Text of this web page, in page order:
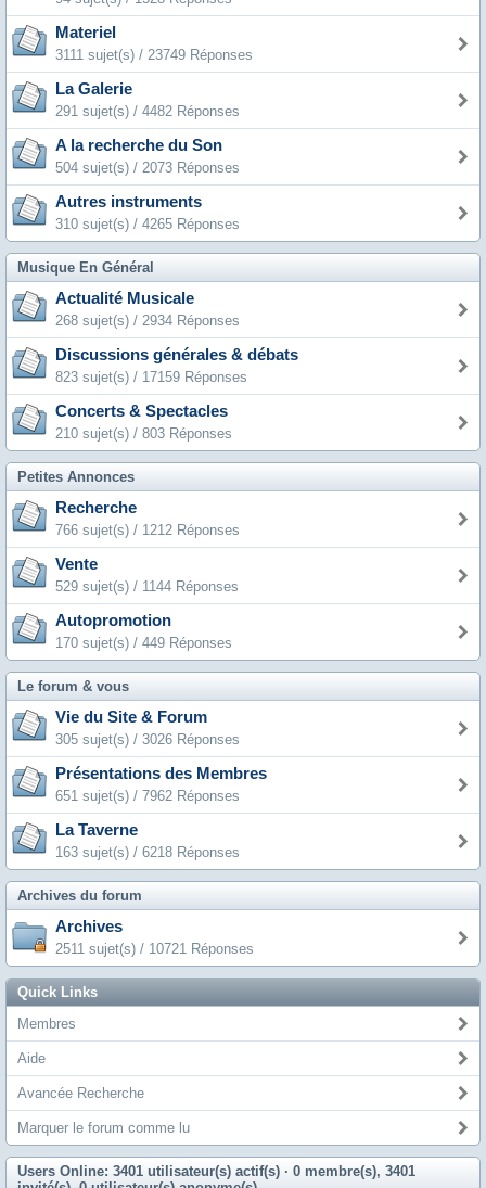
Materiel
3111 sujet(s) / 23749 Réponses
La Galerie
291 sujet(s) / 4482 Réponses
A la recherche du Son
504 sujet(s) / 2073 Réponses
Autres instruments
310 sujet(s) / 4265 Réponses
Musique En Général
Actualité Musicale
268 sujet(s) / 2934 Réponses
Discussions générales & débats
823 sujet(s) / 17159 Réponses
Concerts & Spectacles
210 sujet(s) / 803 Réponses
Petites Annonces
Recherche
766 sujet(s) / 1212 Réponses
Vente
529 sujet(s) / 1144 Réponses
Autopromotion
170 sujet(s) / 449 Réponses
Le forum & vous
Vie du Site & Forum
305 sujet(s) / 3026 Réponses
Présentations des Membres
651 sujet(s) / 7962 Réponses
La Taverne
163 sujet(s) / 6218 Réponses
Archives du forum
Archives
2511 sujet(s) / 10721 Réponses
Quick Links
Membres
Aide
Avancée Recherche
Marquer le forum comme lu
Users Online: 3401 utilisateur(s) actif(s) · 0 membre(s), 3401